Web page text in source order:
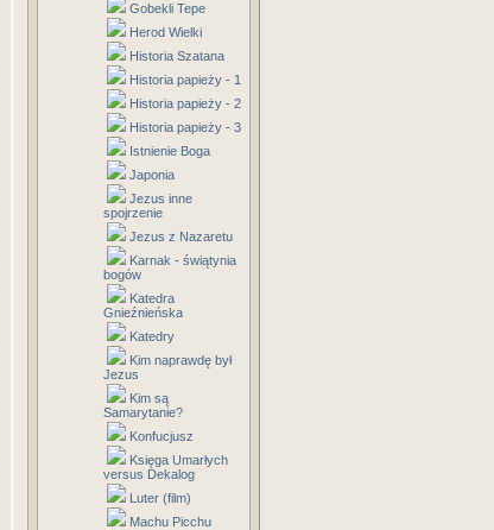
Gobekli Tepe
Herod Wielki
Historia Szatana
Historia papieży - 1
Historia papieży - 2
Historia papieży - 3
Istnienie Boga
Japonia
Jezus inne
spojrzenie
Jezus z Nazaretu
Karnak - świątynia
bogów
Katedra
Gnieźnieńska
Katedry
Kim naprawdę był
Jezus
Kim są
Samarytanie?
Konfucjusz
Księga Umarłych
versus Dekalog
Luter (film)
Machu Picchu